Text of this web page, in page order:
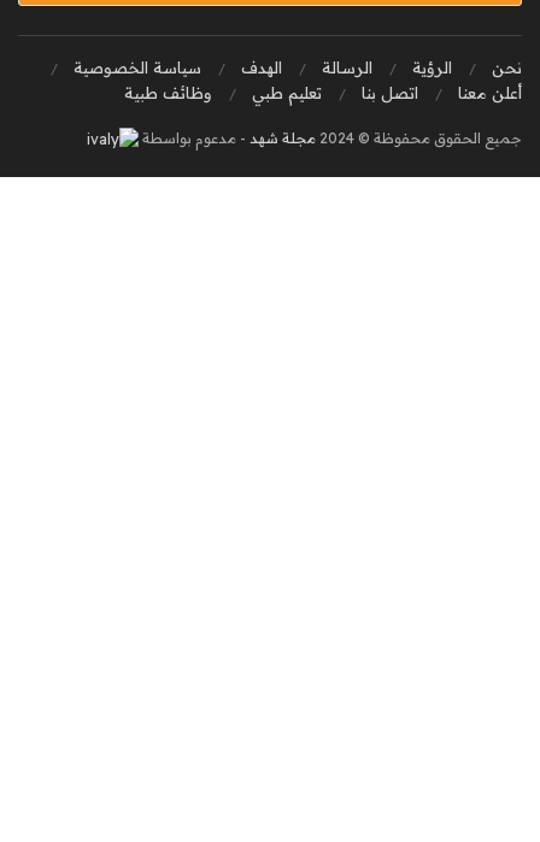
نحن الرؤية الرسالة الهدف
سياسة الخصوصية
أعلن معنا
اتصل بنا تعليم طبي وظائف طبية
جميع الحقوق محفوظة © 2024 مجلة شهد - مدعوم بواسطة